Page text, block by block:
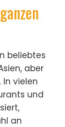
beliebtes
aber
In vielen
und
an